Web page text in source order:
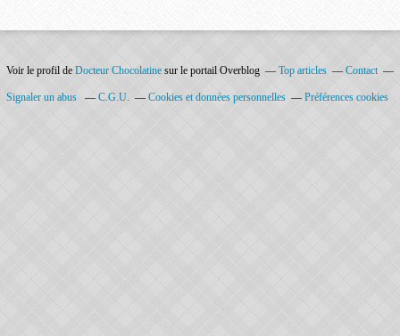
Voir le profil de Docteur Chocolatine sur le portail Overblog Top articles Contact
Signaler un abus C.G.U. Cookies et données personnelles Préférences cookies